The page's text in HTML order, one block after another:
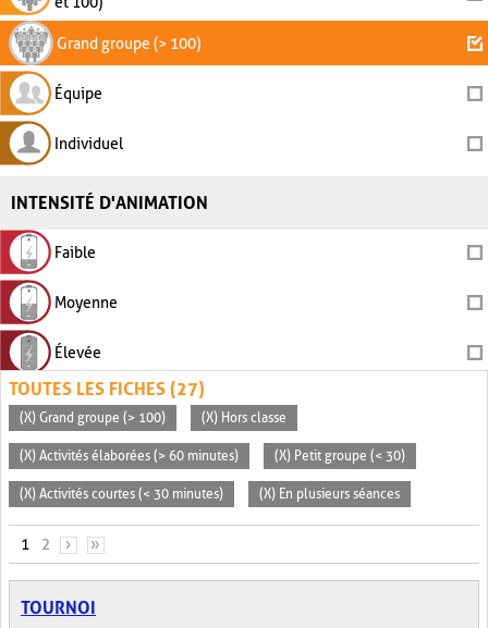
Grand groupe (> 100)
Équipe
Individuel
INTENSITÉ D'ANIMATION
Faible
Moyenne
Élevée
TOUTES LES FICHES (27)
(X) Grand groupe (> 100) (X) Hors classe
(X) Activités élaborées (> 60 minutes) (X) Petit groupe (< 30)
(X) Activités courtes (< 30 minutes) (X) En plusieurs séances
PAGES
1 2 › »
TOURNOI